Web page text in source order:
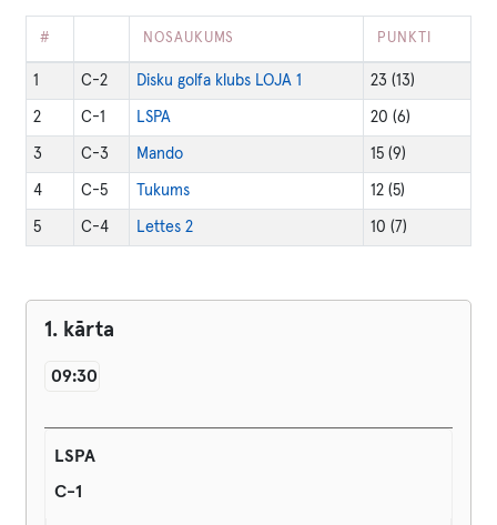
# NOSAUKUMS PUNKTI
1 C-2 Disku golfa klubs LOJA 1 23(13)
2 C-1 LSPA 20(6)
3 C-3 Mando 15(9)
4 C-5 Tukums 12(5)
5 C-4 Lettes 2 10(7)
1. kārta
09:30
LSPA
C-1